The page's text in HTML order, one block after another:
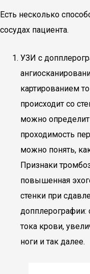
Есть несколько
сосудах пациента.
УЗИ с
картированием
происходит со
можно
проходимость
можно понять,
Признаки
повышенная
стенки при
допплерографии:
тока крови,
ноги и так далее.